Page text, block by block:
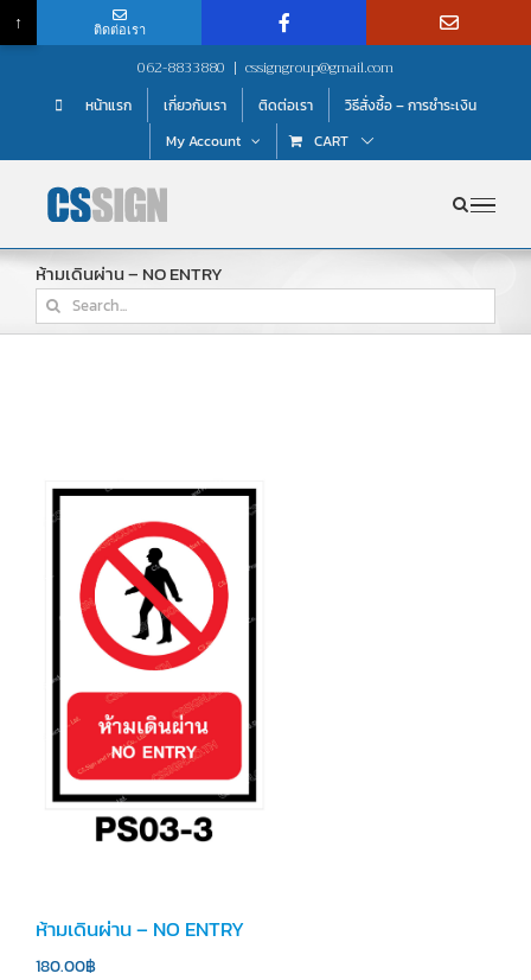
content
062-8833880 | cssigngroup@gmail.com
หน้าแรก เกี่ยวกับเรา ติดต่อเรา
วิธีสั่งซื้อ – การชำระเงิน
My Account
CART
ห้ามเดินผ่าน – NO ENTRY
Search
for:
ห้ามเดินผ่าน – NO ENTRY
180.00฿
↑ ติดต่อเรา